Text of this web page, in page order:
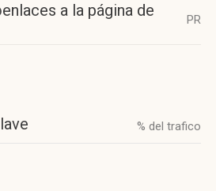
a la página de
PR
% del trafico